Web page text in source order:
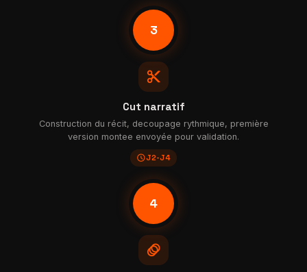
3
content_cut
Cut narratif
Construction du récit, decoupage rythmique, première
version montee envoyée pour validation.
scheduleJ2-J4
4
animation